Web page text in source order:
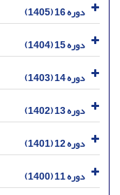
دوره 16 (1405)
دوره 15 (1404)
دوره 14 (1403)
دوره 13 (1402)
دوره 12 (1401)
دوره 11 (1400)